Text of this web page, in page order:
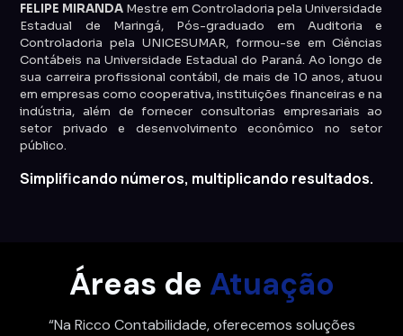
FELIPE MIRANDA Mestre em Controladoria pela Universidade
Estadual de Maringá, Pós-graduado em Auditoria e
Controladoria pela UNICESUMAR, formou-se em Ciências
Contábeis na Universidade Estadual do Paraná. Ao longo de
sua carreira profissional contábil, de mais de 10 anos, atuou
em empresas como cooperativa, instituições financeiras e na
indústria, além de fornecer consultorias empresariais ao
setor privado e desenvolvimento econômico no setor
público.
Simplificando números, multiplicando resultados.
Áreas de Atuação
“Na Ricco Contabilidade, oferecemos soluções